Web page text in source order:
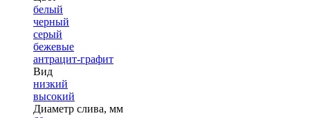
белый
черный
серый
бежевые
антрацит-графит
Вид
низкий
высокий
Диаметр слива, мм